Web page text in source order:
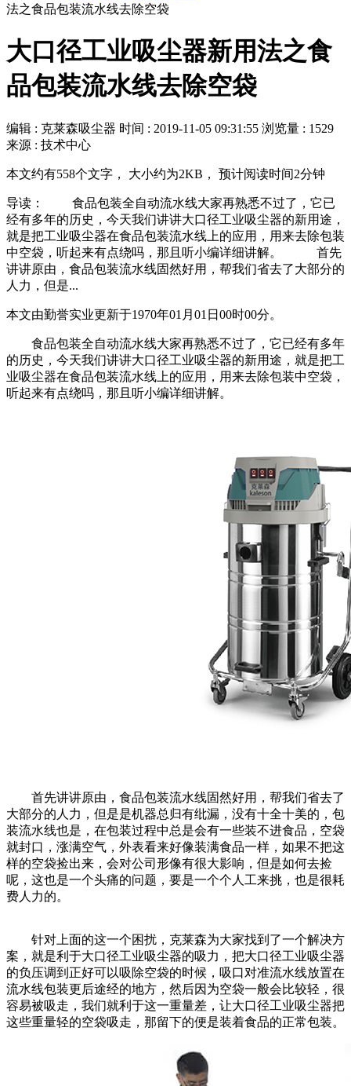
法之食品包装流水线去除空袋
大口径工业吸尘器新用法之食
品包装流水线去除空袋
编辑 : 克莱森吸尘器 时间 : 2019-11-05 09:31:55 浏览量 : 1529
来源 : 技术中心
本文约有558个文字， 大小约为2KB， 预计阅读时间2分钟
导读： 食品包装全自动流水线大家再熟悉不过了，它已
经有多年的历史，今天我们讲讲大口径工业吸尘器的新用途，
就是把工业吸尘器在食品包装流水线上的应用，用来去除包装
中空袋，听起来有点绕吗，那且听小编详细讲解。 首先
讲讲原由，食品包装流水线固然好用，帮我们省去了大部分的
人力，但是...
本文由勤誉实业更新于1970年01月01日00时00分。
食品包装全自动流水线大家再熟悉不过了，它已经有多年
的历史，今天我们讲讲大口径工业吸尘器的新用途，就是把工
业吸尘器在食品包装流水线上的应用，用来去除包装中空袋，
听起来有点绕吗，那且听小编详细讲解。
首先讲讲原由，食品包装流水线固然好用，帮我们省去了
大部分的人力，但是是机器总归有纰漏，没有十全十美的，包
装流水线也是，在包装过程中总是会有一些装不进食品，空袋
就封口，涨满空气，外表看来好像装满食品一样，如果不把这
样的空袋捡出来，会对公司形像有很大影响，但是如何去捡
呢，这也是一个头痛的问题，要是一个个人工来挑，也是很耗
费人力的。
针对上面的这一个困扰，克莱森为大家找到了一个解决方
案，就是利于大口径工业吸尘器的吸力，把大口径工业吸尘器
的负压调到正好可以吸除空袋的时候，吸口对准流水线放置在
流水线包装更后途经的地方，然后因为空袋一般会比较轻，很
容易被吸走，我们就利于这一重量差，让大口径工业吸尘器把
这些重量轻的空袋吸走，那留下的便是装着食品的正常包装。